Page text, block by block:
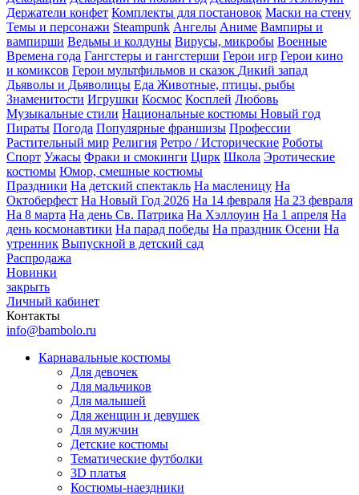
Держатели конфет Комплекты для постановок Маски на стену
Темы и персонажи Steampunk Ангелы Аниме Вампиры и
вампирши Ведьмы и колдуны Вирусы, микробы Военные
Времена года Гангстеры и гангстерши Герои игр Герои кино
и комиксов Герои мультфильмов и сказок Дикий запад
Дьяволы и Дьяволицы Еда Животные, птицы, рыбы
Знаменитости Игрушки Космос Косплей Любовь
Музыкальные стили Национальные костюмы Новый год
Пираты Погода Популярные франшизы Профессии
Растительный мир Религия Ретро / Исторические Роботы
Спорт Ужасы Фраки и смокинги Цирк Школа Эротические
костюмы Юмор, смешные костюмы
Праздники На детский спектакль На масленицу На
Октоберфест На Новый Год 2026 На 14 февраля На 23 февраля
На 8 марта На день Св. Патрика На Хэллоуин На 1 апреля На
день космонавтики На парад победы На праздник Осени На
утренник Выпускной в детский сад
Распродажа
Новинки
закрыть
Личный кабинет
Контакты
info@bambolo.ru
Карнавальные костюмы
Для девочек
Для мальчиков
Для малышей
Для женщин и девушек
Для мужчин
Детские костюмы
Тематические футболки
3D платья
Костюмы-наездники